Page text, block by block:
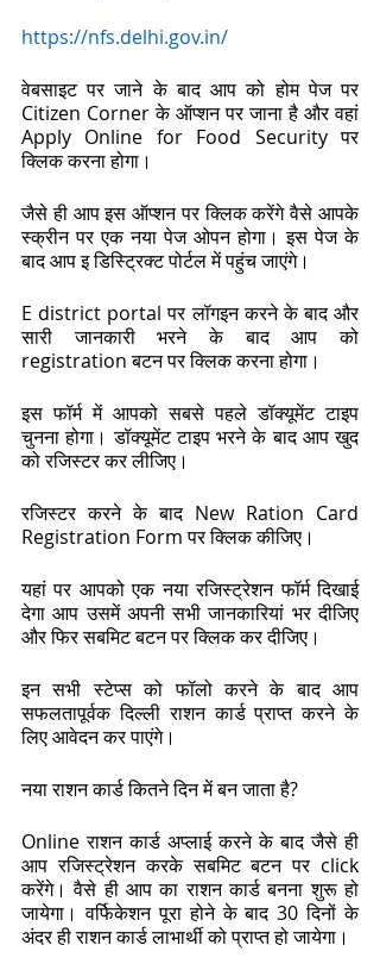
https://nfs.delhi.gov.in/
वेबसाइट पर जाने के बाद आप को होम पेज पर
Citizen Corner के ऑप्शन पर जाना है और वहां
Apply Online for Food Security पर
क्लिक करना होगा।
जैसे ही आप इस ऑप्शन पर क्लिक करेंगे वैसे आपके
स्क्रीन पर एक नया पेज ओपन होगा। इस पेज के
बाद आप इ डिस्ट्रिक्ट पोर्टल में पहुंच जाएंगे।
E district portal पर लॉगइन करने के बाद और
सारी जानकारी भरने के बाद आप को
registration बटन पर क्लिक करना होगा।
इस फॉर्म में आपको सबसे पहले डॉक्यूमेंट टाइप
चुनना होगा। डॉक्यूमेंट टाइप भरने के बाद आप खुद
को रजिस्टर कर लीजिए।
रजिस्टर करने के बाद New Ration Card
Registration Form पर क्लिक कीजिए।
यहां पर आपको एक नया रजिस्ट्रेशन फॉर्म दिखाई
देगा आप उसमें अपनी सभी जानकारियां भर दीजिए
और फिर सबमिट बटन पर क्लिक कर दीजिए।
इन सभी स्टेप्स को फॉलो करने के बाद आप
सफलतापूर्वक दिल्ली राशन कार्ड प्राप्त करने के
लिए आवेदन कर पाएंगे।
नया राशन कार्ड कितने दिन में बन जाता है?
Online राशन कार्ड अप्लाई करने के बाद जैसे ही
आप रजिस्ट्रेशन करके सबमिट बटन पर click
करेंगे। वैसे ही आप का राशन कार्ड बनना शुरू हो
जायेगा। वर्फिकेशन पूरा होने के बाद 30 दिनों के
अंदर ही राशन कार्ड लाभार्थी को प्राप्त हो जायेगा।